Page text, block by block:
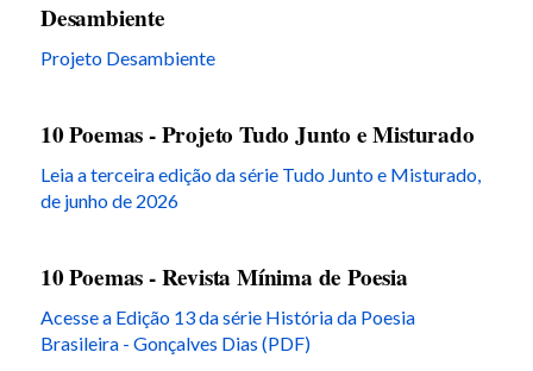
Desambiente
Projeto Desambiente
10 Poemas - Projeto Tudo Junto e Misturado
Leia a terceira edição da série Tudo Junto e Misturado,
de junho de 2026
10 Poemas - Revista Mínima de Poesia
Acesse a Edição 13 da série História da Poesia
Brasileira - Gonçalves Dias (PDF)